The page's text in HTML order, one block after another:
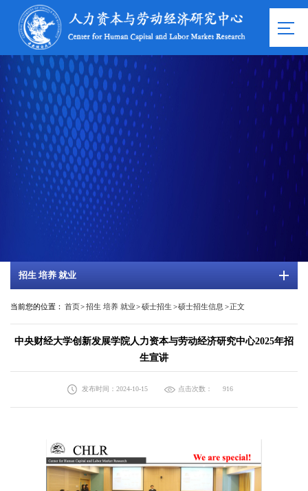
招生 培养 就业
当前您的位置： 首页>招生 培养 就业>硕士招生 >硕士招生信息 >正文
​中央财经大学创新发展学院人力资本与劳动经济研究中心2025年招
生宣讲
发布时间：2024-10-15 点击次数： 916